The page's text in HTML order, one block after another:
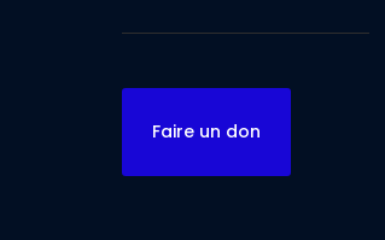
Faire un don